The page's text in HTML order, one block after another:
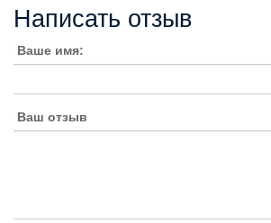
Написать отзыв
Ваше имя:
Ваш отзыв